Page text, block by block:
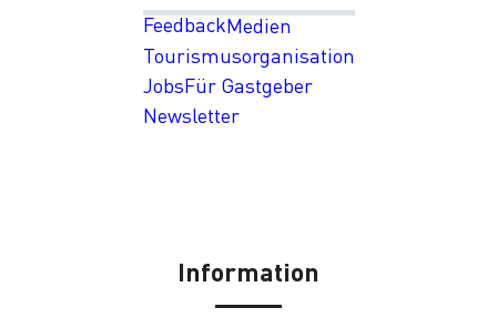
FeedbackMedien
Tourismusorganisation
JobsFür Gastgeber
Newsletter
Information